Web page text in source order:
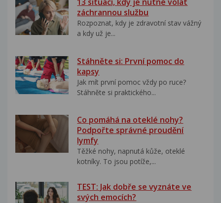
záchrannou službu
Rozpoznat, kdy je zdravotní stav vážný
a kdy už je...
Stáhněte si: První pomoc do
kapsy
Jak mít první pomoc vždy po ruce?
Stáhněte si praktického...
Co pomáhá na oteklé nohy?
Podpořte správné proudění
lymfy
Těžké nohy, napnutá kůže, oteklé
kotníky. To jsou potíže,...
TEST: Jak dobře se vyznáte ve
svých emocích?